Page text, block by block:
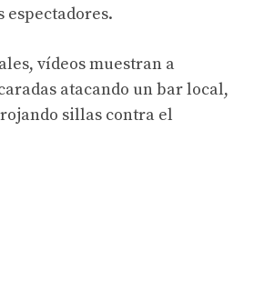
espectadores.
vídeos muestran a
atacando un bar local,
sillas contra el